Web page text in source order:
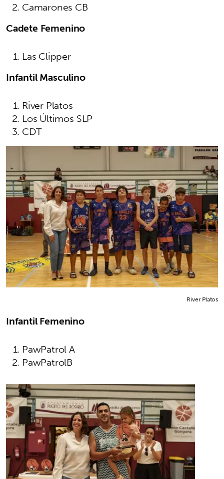
Camarones CB
Cadete Femenino
Las Clipper
Infantil Masculino
River Platos
Los Últimos SLP
CDT
River Platos
Infantil Femenino
PawPatrol A
PawPatrolB